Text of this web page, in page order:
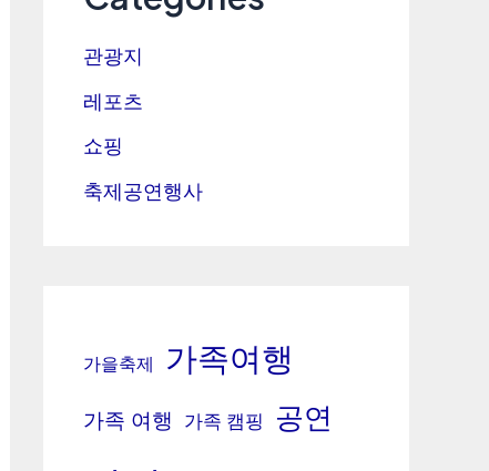
관광지
레포츠
쇼핑
축제공연행사
가을축제 가족여행
가족 여행 가족 캠핑 공연